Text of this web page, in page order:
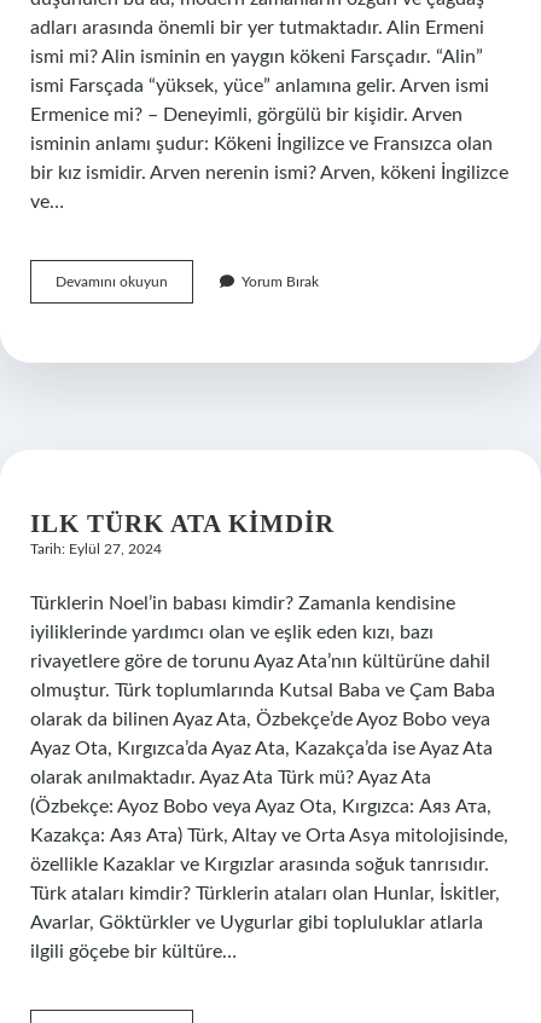
adları arasında önemli bir yer tutmaktadır. Alin Ermeni
ismi mi? Alin isminin en yaygın kökeni Farsçadır. “Alin”
ismi Farsçada “yüksek, yüce” anlamına gelir. Arven ismi
Ermenice mi? – Deneyimli, görgülü bir kişidir. Arven
isminin anlamı şudur: Kökeni İngilizce ve Fransızca olan
bir kız ismidir. Arven nerenin ismi? Arven, kökeni İngilizce
ve…
Devamını okuyun
Ermeni
Yorum Bırak
ILK TÜRK ATA KIMDIR
Tarih: Eylül 27, 2024
Türklerin Noel’in babası kimdir? Zamanla kendisine
iyiliklerinde yardımcı olan ve eşlik eden kızı, bazı
rivayetlere göre de torunu Ayaz Ata’nın kültürüne dahil
olmuştur. Türk toplumlarında Kutsal Baba ve Çam Baba
olarak da bilinen Ayaz Ata, Özbekçe’de Ayoz Bobo veya
Ayaz Ota, Kırgızca’da Ayaz Ata, Kazakça’da ise Ayaz Ata
olarak anılmaktadır. Ayaz Ata Türk mü? Ayaz Ata
(Özbekçe: Ayoz Bobo veya Ayaz Ota, Kırgızca: Аяз Ата,
Kazakça: Аяз Ата) Türk, Altay ve Orta Asya mitolojisinde,
özellikle Kazaklar ve Kırgızlar arasında soğuk tanrısıdır.
Türk ataları kimdir? Türklerin ataları olan Hunlar, İskitler,
Avarlar, Göktürkler ve Uygurlar gibi topluluklar atlarla
ilgili göçebe bir kültüre…